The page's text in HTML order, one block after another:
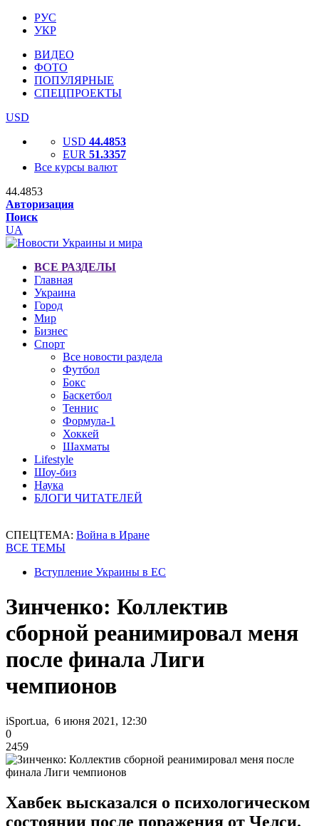
РУС
УКР
ВИДЕО
ФОТО
ПОПУЛЯРНЫЕ
СПЕЦПРОЕКТЫ
USD
USD 44.4853
EUR 51.3357
Все курсы валют
44.4853
Авторизация
Поиск
UA
ВСЕ РАЗДЕЛЫ
Главная
Украина
Город
Мир
Бизнес
Спорт
Все новости раздела
Футбол
Бокс
Баскетбол
Теннис
Формула-1
Хоккей
Шахматы
Lifestyle
Шоу-биз
Наука
БЛОГИ ЧИТАТЕЛЕЙ
СПЕЦТЕМА: Война в Иране
ВСЕ ТЕМЫ
Вступление Украины в ЕС
Зинченко: Коллектив
сборной реанимировал меня
после финала Лиги
чемпионов
iSport.ua, 6 июня 2021, 12:30
0
2459
Хавбек высказался о психологическом
состоянии после поражения от Челси.